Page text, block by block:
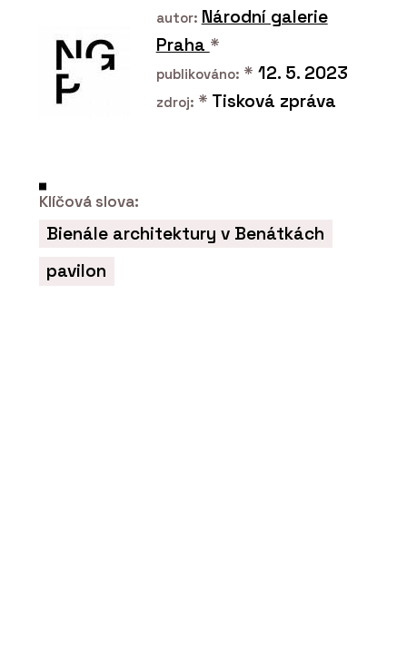
PRODUKTY
Modulární set pro domácí cvičení
SANA - BeOak by Javorina
PRODUKTY
autor: Národní galerie
Praha *
publikováno: * 12. 5. 2023
zdroj: * Tisková zpráva
Klíčová slova:
Bienále architektury v Benátkách
pavilon